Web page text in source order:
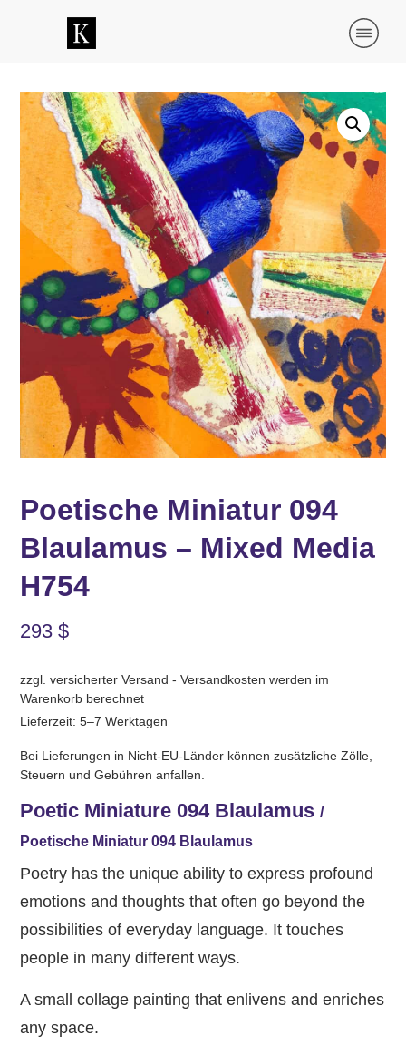
Poetische Miniatur 094
Blaulamus – Mixed Media
H754
293 $
zzgl. versicherter Versand - Versandkosten werden im
Warenkorb berechnet
Lieferzeit: 5–7 Werktagen
Bei Lieferungen in Nicht-EU-Länder können zusätzliche Zölle,
Steuern und Gebühren anfallen.
Poetic Miniature 094 Blaulamus /
Poetische Miniatur 094 Blaulamus
Poetry has the unique ability to express profound
emotions and thoughts that often go beyond the
possibilities of everyday language. It touches
people in many different ways.
A small collage painting that enlivens and enriches
any space.